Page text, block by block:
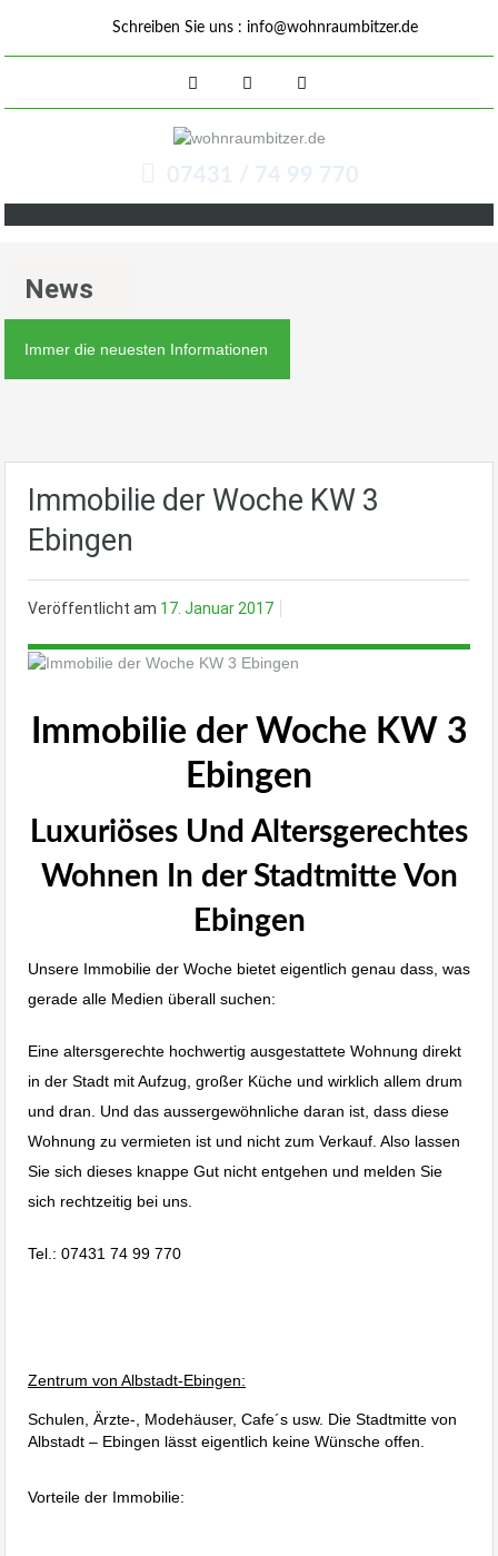
Schreiben Sie uns : info@wohnraumbitzer.de
07431 / 74 99 770
News
Immer die neuesten Informationen
Immobilie der Woche KW 3
Ebingen
Veröffentlicht am 17. Januar 2017
Immobilie der Woche KW 3
Ebingen
Luxuriöses Und Altersgerechtes
Wohnen In der Stadtmitte Von
Ebingen
Unsere Immobilie der Woche bietet eigentlich genau dass, was
gerade alle Medien überall suchen:
Eine altersgerechte hochwertig ausgestattete Wohnung direkt
in der Stadt mit Aufzug, großer Küche und wirklich allem drum
und dran. Und das aussergewöhnliche daran ist, dass diese
Wohnung zu vermieten ist und nicht zum Verkauf. Also lassen
Sie sich dieses knappe Gut nicht entgehen und melden Sie
sich rechtzeitig bei uns.
Tel.: 07431 74 99 770
Zentrum von Albstadt-Ebingen:
Schulen, Ärzte-, Modehäuser, Cafe´s usw. Die Stadtmitte von
Albstadt – Ebingen lässt eigentlich keine Wünsche offen.
Vorteile der Immobilie: